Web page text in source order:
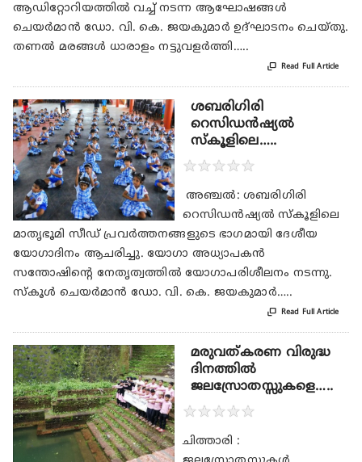
ആഡിറ്റോറിയത്തില്‍ വച്ച് നടന്ന ആഘോഷങ്ങള്‍
ചെയര്‍മാന്‍ ഡോ. വി. കെ. ജയകുമാര്‍ ഉദ്ഘാടനം ചെയ്തു.
തണല്‍ മരങ്ങള്‍ ധാരാളം നട്ടുവളര്‍ത്തി…..
 Read Full Article
ശബരിഗിരി
റെസിഡന്‍ഷ്യല്‍
സ്‌കൂളിലെ…..
★★★★★
അഞ്ചല്‍: ശബരിഗിരി
റെസിഡന്‍ഷ്യല്‍ സ്‌കൂളിലെ
മാതൃഭൂമി സീഡ് പ്രവര്‍ത്തനങ്ങളുടെ ഭാഗമായി ദേശീയ
യോഗാദിനം ആചരിച്ചു. യോഗാ അധ്യാപകന്‍
സന്തോഷിന്റെ നേതൃത്വത്തില്‍ യോഗാപരിശീലനം നടന്നു.
സ്‌കൂള്‍ ചെയര്‍മാന്‍ ഡോ. വി. കെ. ജയകുമാര്‍…..
 Read Full Article
മരുവത്കരണ വിരുദ്ധ
ദിനത്തിൽ
ജലസ്രോതസ്സുകളെ…..
★★★★★
ചിത്താരി :